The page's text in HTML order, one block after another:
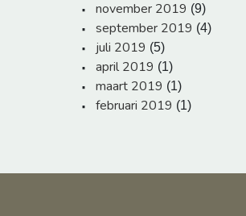
november 2019 (9)
september 2019 (4)
juli 2019 (5)
april 2019 (1)
maart 2019 (1)
februari 2019 (1)